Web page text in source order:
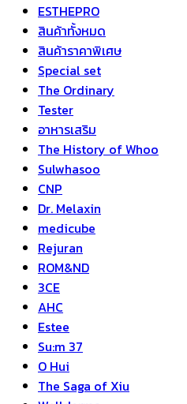
ESTHEPRO
สินค้าทั้งหมด
สินค้าราคาพิเศษ
Special set
The Ordinary
Tester
อาหารเสริม
The History of Whoo
Sulwhasoo
CNP
Dr. Melaxin
medicube
Rejuran
ROM&ND
3CE
AHC
Estee
Su:m 37
O Hui
The Saga of Xiu